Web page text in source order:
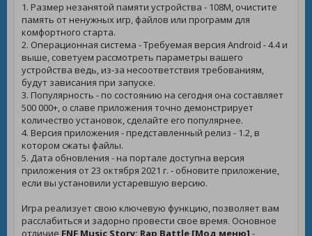
1. Размер незанятой памяти устройства - 108M, очистите
память от ненужных игр, файлов или программ для
комфортного старта.
2. Операционная система - Требуемая версия Android - 4.4 и
выше, советуем рассмотреть параметры вашего
устройства ведь, из-за несоответствия требованиям,
будут зависания при запуске.
3. Популярность - по состоянию на сегодня она составляет
500 000+, о славе приложения точно демонстрирует
количество установок, сделайте его популярнее.
4. Версия приложения - представленный релиз - 1.2, в
котором сжаты файлы.
5. Дата обновления - на портале доступна версия
приложения от 23 октября 2021 г. - обновите приложение,
если вы установили устаревшую версию.
Игра реализует свою ключевую функцию, позволяет вам
расслабиться и задорно провести свое время. Основное
отличие FNF Music Story: Rap Battle [Мод меню] -